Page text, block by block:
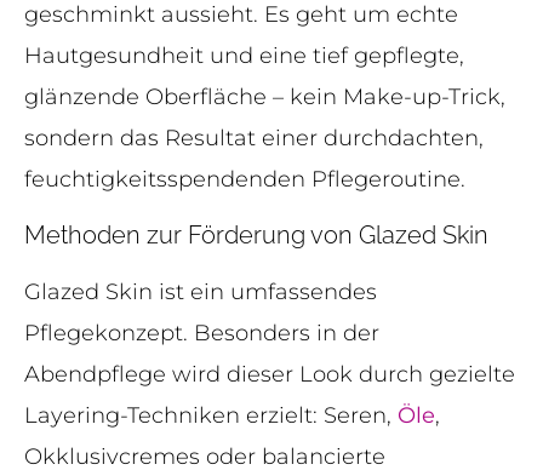
geschminkt aussieht. Es geht um echte
Hautgesundheit und eine tief gepflegte,
glänzende Oberfläche – kein Make-up-Trick,
sondern das Resultat einer durchdachten,
feuchtigkeitsspendenden Pflegeroutine.
Methoden zur Förderung von Glazed Skin
Glazed Skin ist ein umfassendes
Pflegekonzept. Besonders in der
Abendpflege wird dieser Look durch gezielte
Layering-Techniken erzielt: Seren, Öle,
Okklusivcremes oder balancierte